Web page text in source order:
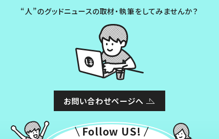
“人”のグッドニュースの取材・執筆をしてみませんか？
お問い合わせページへ
Follow US!